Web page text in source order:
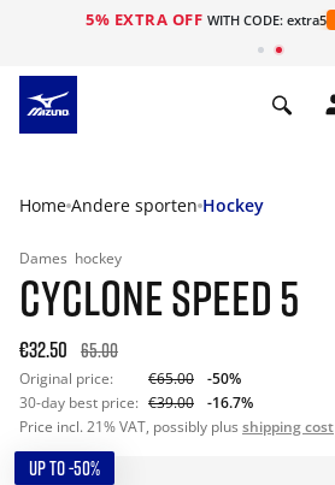
5% EXTRA OFF WITH CODE: extra5
Home Andere sporten Hockey
Dames hockey
CYCLONE SPEED 5
€32.50 65.00
Original price: €65.00
-50%
30-day best price: €39.00
-16.7%
Price incl. 21% VAT, possibly plus shipping cost
UP TO -50%